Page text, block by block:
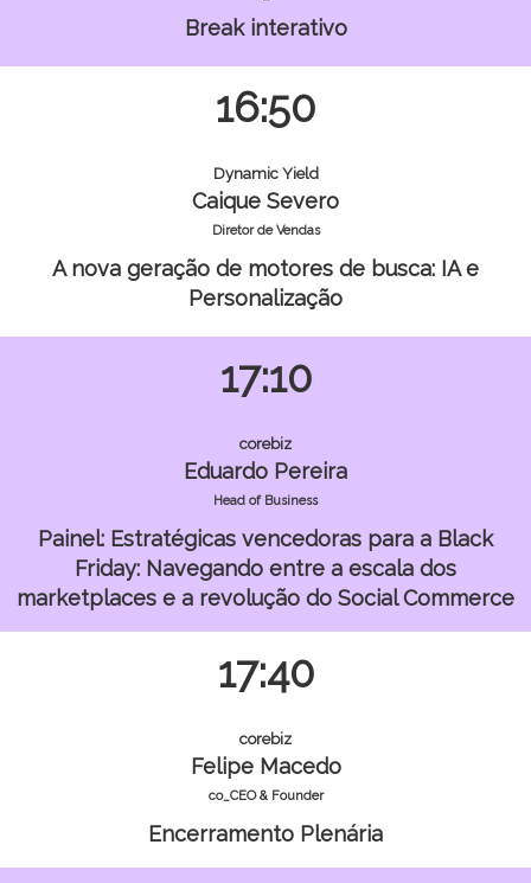
Break interativo
16:50
Dynamic Yield
Caique Severo
Diretor de Vendas
A nova geração de motores de busca: IA e
Personalização
17:10
corebiz
Eduardo Pereira
Head of Business
Painel: Estratégicas vencedoras para a Black
Friday: Navegando entre a escala dos
marketplaces e a revolução do Social Commerce
17:40
corebiz
Felipe Macedo
co_CEO & Founder
Encerramento Plenária